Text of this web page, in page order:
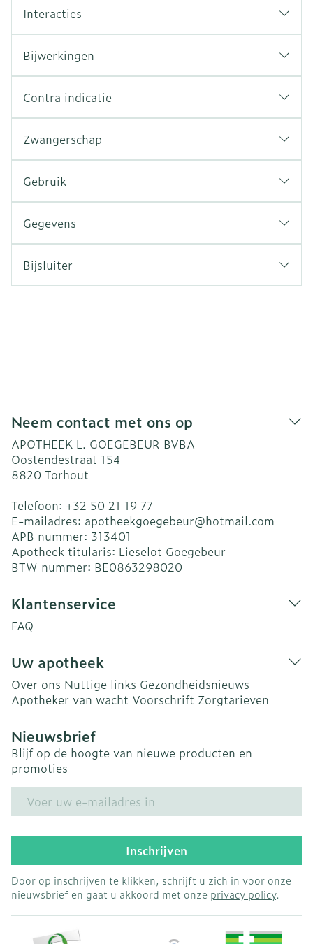
Interacties
Bijwerkingen
Contra indicatie
Zwangerschap
Gebruik
Gegevens
Bijsluiter
Neem contact met ons op
APOTHEEK L. GOEGEBEUR BVBA
Oostendestraat 154
8820 Torhout
Telefoon: +32 50 21 19 77
E-mailadres: apotheekgoegebeur@hotmail.com
APB nummer: 313401
Apotheek titularis: Lieselot Goegebeur
BTW nummer: BE0863298020
Klantenservice
FAQ
Uw apotheek
Over ons Nuttige links Gezondheidsnieuws
Apotheker van wacht Voorschrift Zorgtarieven
Nieuwsbrief
Blijf op de hoogte van nieuwe producten en
promoties
Inschrijven
Door op inschrijven te klikken, schrijft u zich in voor onze
nieuwsbrief en gaat u akkoord met onze privacy policy.